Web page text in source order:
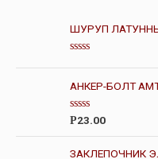
ШУРУП
ц
е
н
к
а
0
и
5
АНКЕР-БОЛТ
О
е
н
Р23.00
ЗАКЛЕПОЧНИК